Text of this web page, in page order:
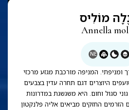
מוֹלִיס
Annella
NE
ומניפתי. המניפה מורכבת מגזע מרכזי
היוצרים דגם תחרה עדין בצבעים
סגול וחום. היא משגשגת במדרונות
הזרמים החזקים מביאים אליה פלנקטון